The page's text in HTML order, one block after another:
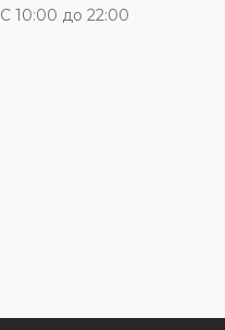
С 10:00 до 22:00